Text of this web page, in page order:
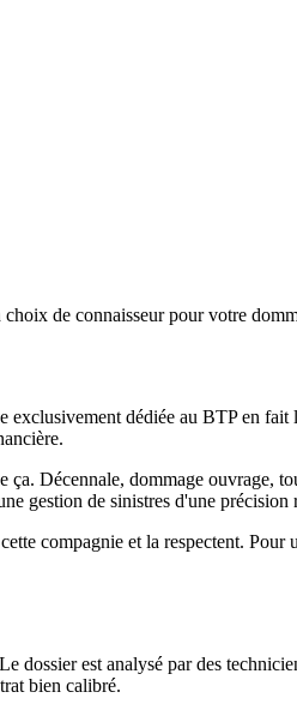
de connaisseur pour votre
dédiée au BTP en fait
Décennale, dommage ouvrage,
gestion de sinistres d'une précision
compagnie et la respectent.
est analysé par des
bien calibré.